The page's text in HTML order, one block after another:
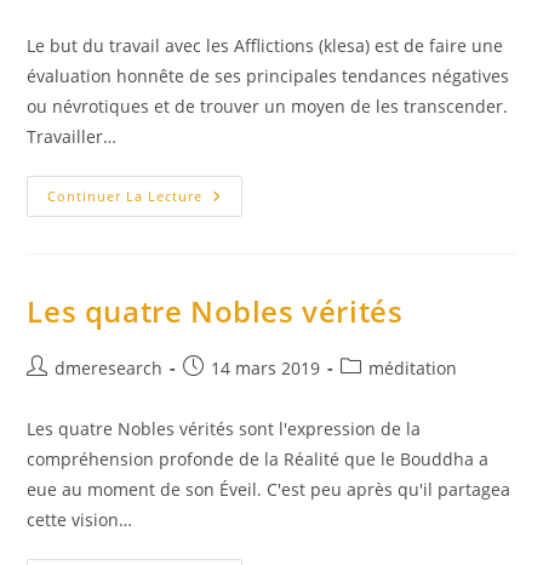
la
publication :
Le but du travail avec les Afflictions (klesa) est de faire une
évaluation honnête de ses principales tendances négatives
ou névrotiques et de trouver un moyen de les transcender.
Travailler…
Continuer La Lecture Travailler
Avec
Les quatre Nobles vérités
Auteur/autrice
la
publication :
dmeresearch
Publication
14 mars 2019
Postméditation
Les quatre Nobles vérités sont l'expression de la
compréhension profonde de la Réalité que le Bouddha a
eue au moment de son Éveil. C'est peu après qu'il partagea
cette vision…